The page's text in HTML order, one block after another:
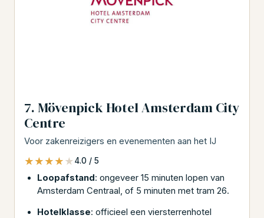
7. Mövenpick Hotel Amsterdam City
Centre
Voor zakenreizigers en evenementen aan het IJ
★★★★★
★★★★★4.0 / 5
Loopafstand: ongeveer 15 minuten lopen van
Amsterdam Centraal, of 5 minuten met tram 26.
Hotelklasse: officieel een viersterrenhotel